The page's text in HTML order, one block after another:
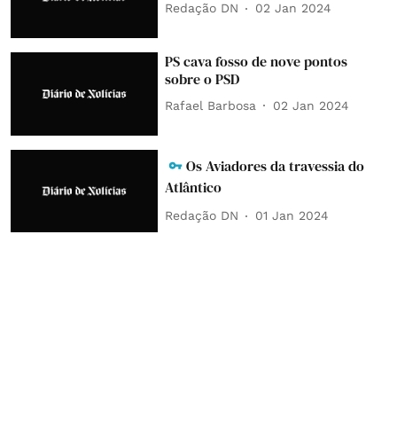
Redação DN 02 Jan 2024
PS cava fosso de nove pontos
sobre o PSD
Rafael Barbosa 02 Jan 2024
Os Aviadores da travessia do
Atlântico
Redação DN 01 Jan 2024